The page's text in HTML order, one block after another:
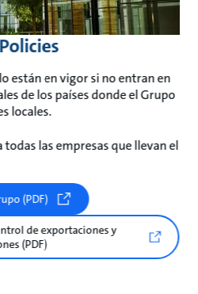
están en vigor si no entran en
de los países donde el Grupo
locales.
todas las empresas que llevan el
(PDF)
de exportaciones y
(PDF)